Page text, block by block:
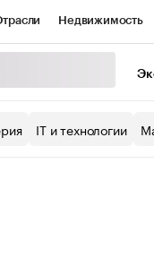
Недвижимость
IT и технологии